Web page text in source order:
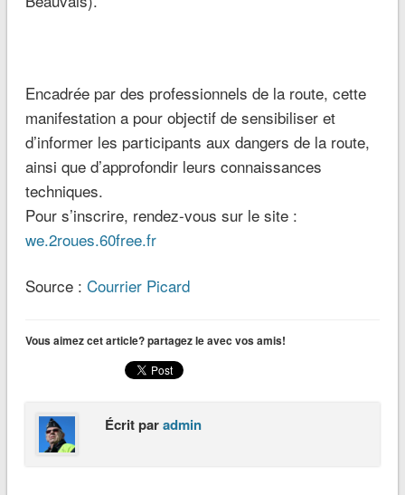
Encadrée par des professionnels de la route, cette
manifestation a pour objectif de sensibiliser et
d’informer les participants aux dangers de la route,
ainsi que d’approfondir leurs connaissances
techniques.
Pour s’inscrire, rendez-vous sur le site :
we.2roues.60free.fr
Source : Courrier Picard
Vous aimez cet article? partagez le avec vos amis!
Écrit paradmin